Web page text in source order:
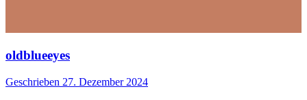
oldblueeyes
Geschrieben 27. Dezember 2024